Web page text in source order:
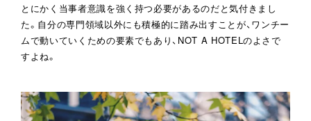
とにかく当事者意識を強く持つ必要があるのだと気付きまし
た。自分の専門領域以外にも積極的に踏み出すことが、ワンチー
ムで動いていくための要素でもあり、NOT A HOTELのよさで
すよね。